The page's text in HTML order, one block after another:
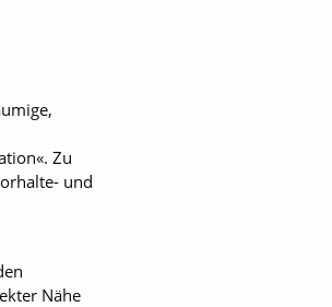
Zu
und
Nähe